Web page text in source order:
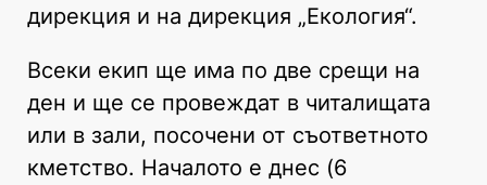
дирекция и на дирекция „Екология“.
Всеки екип ще има по две срещи на
ден и ще се провеждат в читалищата
или в зали, посочени от съответното
кметство. Началото е днес (6